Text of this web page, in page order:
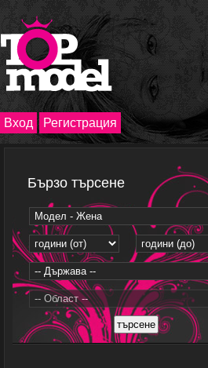
Вход Регистрация
Бързо търсене